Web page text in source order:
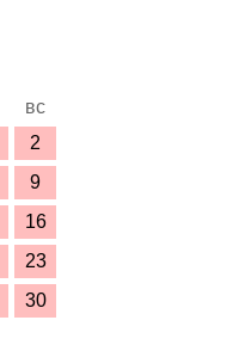
вс
2
9
16
23
30